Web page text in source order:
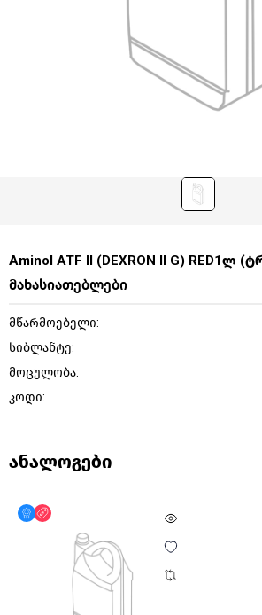
Aminol ATF II (DEXRON II G) RED1ლ
მახასიათებლები
მწარმოებელი:
სიბლანტე:
მოცულობა:
კოდი:
ანალოგები
მხოლოდ ონლაინ